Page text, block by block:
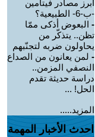
أبرز مصادر فيتامين
-ب-6- الطبيعية؟
- البعوض أذكى ممّا
تظن.. يتذكّر من
يحاولون ضربه لتجنّبهم
- لمن يعانون من الصداع
النصفي المزمن..
دراسة حديثة تقدم
الحل! ...
المزيد.....
احدث الأخبار المهمة